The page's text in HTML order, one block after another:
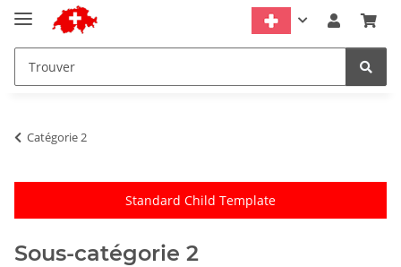
Catégorie 2
Standard Child Template
Sous-catégorie 2